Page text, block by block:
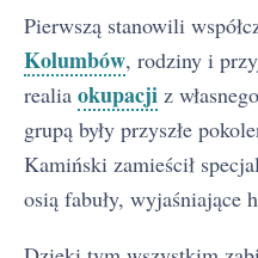
Pierwszą stanowili
Kolumbów, rodziny i
realia okupacji z
grupą były przyszłe
Kamiński zamieścił
osią fabuły, wyjaśniające